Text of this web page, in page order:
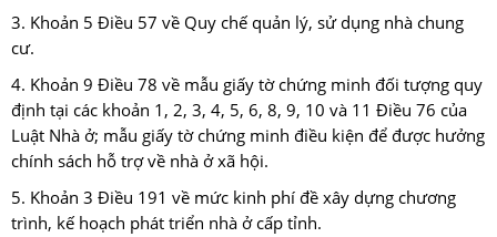
3. Khoản 5 Điều 57 về Quy chế quản lý, sử dụng nhà chung
cư.
4. Khoản 9 Điều 78 về mẫu giấy tờ chứng minh đối tượng quy
định tại các khoản 1, 2, 3, 4, 5, 6, 8, 9, 10 và 11 Điều 76 của
Luật Nhà ở; mẫu giấy tờ chứng minh điều kiện để được hưởng
chính sách hỗ trợ về nhà ở xã hội.
5. Khoản 3 Điều 191 về mức kinh phí đề xây dựng chương
trình, kế hoạch phát triển nhà ở cấp tỉnh.